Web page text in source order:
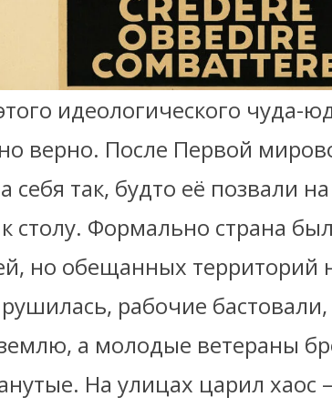
идеологического чуда-
верно. После Первой
себя так, будто её позвали
столу. Формально страна
но обещанных территорий
рабочие бастовали,
а молодые ветераны
На улицах царил хаос